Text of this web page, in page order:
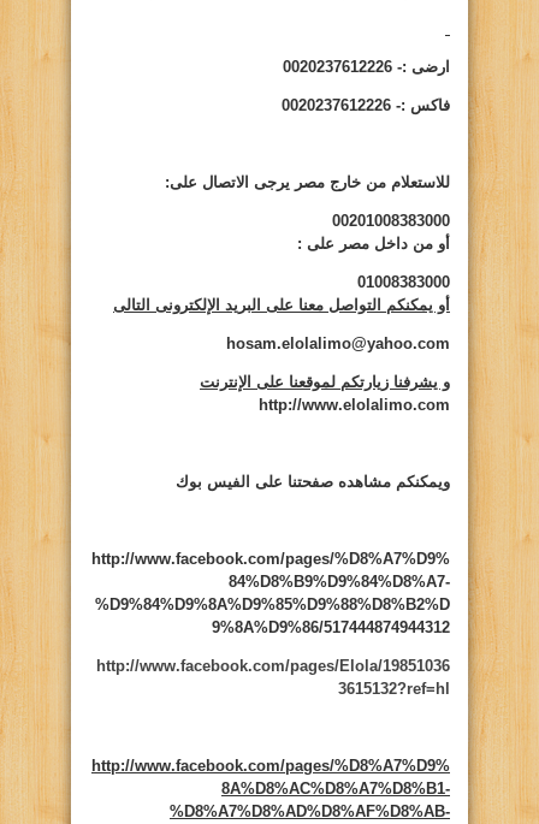
ارضى :- 0020237612226
فاكس :- 0020237612226
للاستعلام من خارج مصر يرجى الاتصال على:
00201008383000
أو من داخل مصر على :
01008383000
أو يمكنكم التواصل معنا على البريد الإلكترونى التالى
hosam.elolalimo@yahoo.com
و يشرفنا زيارتكم لموقعنا على الإنترنت
http://www.elolalimo.com
ويمكنكم مشاهده صفحتنا على الفيس بوك
http://www.facebook.com/pages/%D8%A7%D9%
84%D8%B9%D9%84%D8%A7-
%D9%84%D9%8A%D9%85%D9%88%D8%B2%D
9%8A%D9%86/517444874944312
http://www.facebook.com/pages/Elola/19851036
3615132?ref=hl
http://www.facebook.com/pages/%D8%A7%D9%
8A%D8%AC%D8%A7%D8%B1-
%D8%A7%D8%AD%D8%AF%D8%AB-